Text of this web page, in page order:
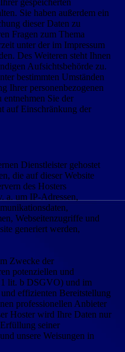
gespeicherten
Sie haben außerdem ein
dieser Daten zu
Fragen zum Thema
unter der im Impressum
Des Weiteren steht Ihnen
Aufsichtsbehörde zu.
bestimmten Umständen
Ihrer personenbezogenen
Sie der
auf Einschränkung der
Dienstleister gehostet
die auf dieser Website
des Hosters
a. um IP-Adressen,
Webseitenzugriffe und
generiert werden,
Zwecke der
potenziellen und
lit. b DSGVO) und im
effizienten Bereitstellung
professionellen Anbieter
Hoster wird Ihre Daten nur
seiner
unsere Weisungen in